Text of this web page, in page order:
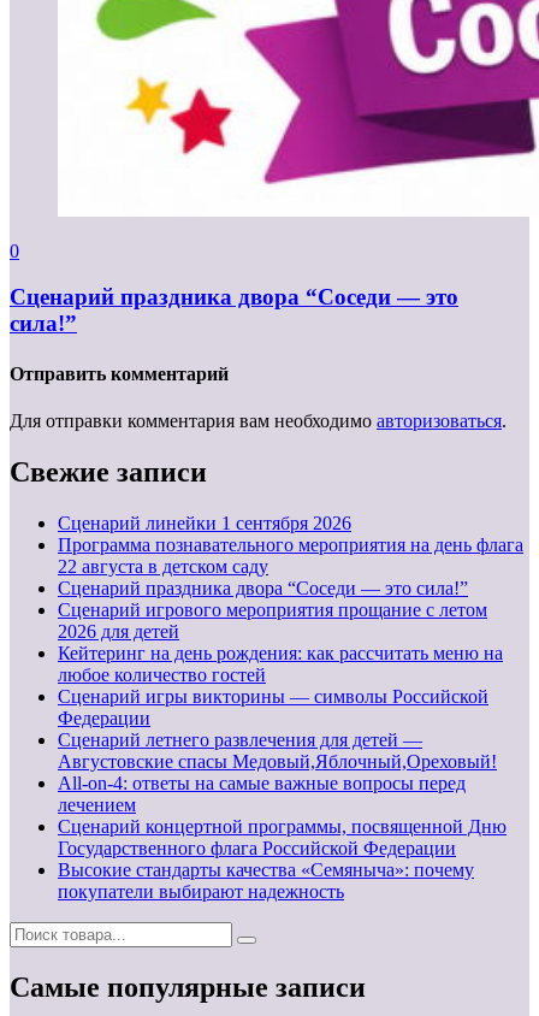
0
Сценарий праздника двора “Соседи — это
сила!”
Отправить комментарий
Для отправки комментария вам необходимо авторизоваться.
Свежие записи
Cценарий линейки 1 сентября 2026
Программа познавательного мероприятия на день флага
22 августа в детском саду
Сценарий праздника двора “Соседи — это сила!”
Сценарий игрового мероприятия прощание с летом
2026 для детей
Кейтеринг на день рождения: как рассчитать меню на
любое количество гостей
Сценарий игры викторины — символы Российской
Федерации
Сценарий летнего развлечения для детей —
Августовские спасы Медовый,Яблочный,Ореховый!
All-on-4: ответы на самые важные вопросы перед
лечением
Сценарий концертной программы, посвященной Дню
Государственного флага Российской Федерации
Высокие стандарты качества «Семяныча»: почему
покупатели выбирают надежность
Самые популярные записи